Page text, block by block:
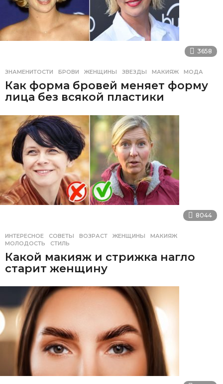
3658
ЗНАМЕНИТОСТИ БРОВИ ,ЖЕНЩИНЫ ,ЗВЕЗДЫ ,МАКИЯЖ ,МОДА
Как форма бровей меняет форму
лица без всякой пластики
8044
ИНТЕРЕСНОЕ ,СОВЕТЫ ВОЗРАСТ ,ЖЕНЩИНЫ ,МАКИЯЖ
МОЛОДОСТЬ
,СТИЛЬ
Какой макияж и стрижка нагло
старит женщину